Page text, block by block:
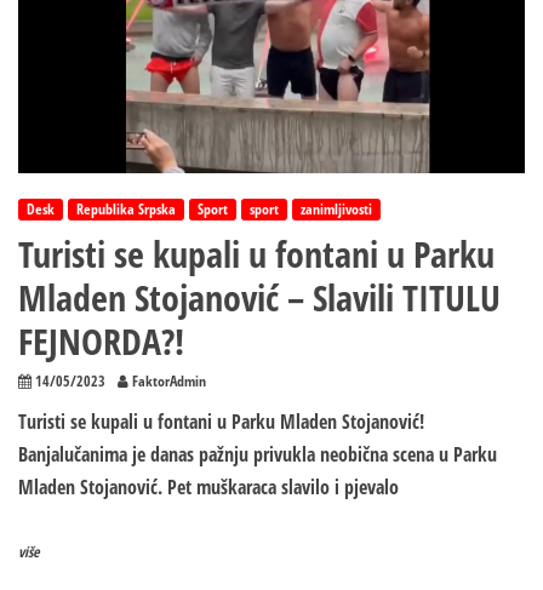
–
Zašto
ne
bi
moglo
i
kod
Desk
Republika Srpska Sport sport zanimljivosti
Turisti se kupali u fontani u Parku
Mladen Stojanović – Slavili TITULU
FEJNORDA?!
14/05/2023 FaktorAdmin
Turisti se kupali u fontani u Parku Mladen Stojanović!
Banjalučanima je danas pažnju privukla neobična scena u Parku
Mladen Stojanović. Pet muškaraca slavilo i pjevalo
više